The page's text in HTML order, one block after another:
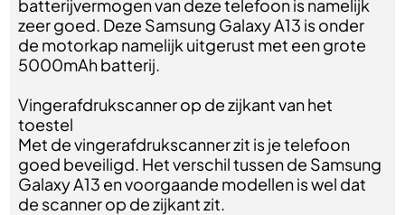
batterijvermogen van deze telefoon is namelijk
zeer goed. Deze Samsung Galaxy A13 is onder
de motorkap namelijk uitgerust met een grote
5000mAh batterij.
Vingerafdrukscanner op de zijkant van het
toestel
Met de vingerafdrukscanner zit is je telefoon
goed beveiligd. Het verschil tussen de Samsung
Galaxy A13 en voorgaande modellen is wel dat
de scanner op de zijkant zit.